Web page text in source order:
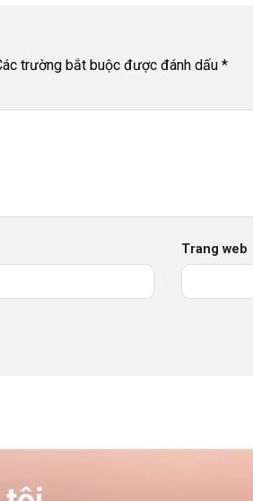
trường bắt buộc được đánh dấu *
Trang web